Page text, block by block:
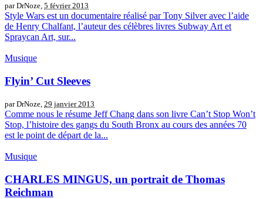
par DrNoze, 5 février 2013
Style Wars est un documentaire réalisé par Tony Silver avec l’aide
de Henry Chalfant, l’auteur des célèbres livres Subway Art et
Spraycan Art, sur...
Musique
Flyin’ Cut Sleeves
par DrNoze, 29 janvier 2013
Comme nous le résume Jeff Chang dans son livre Can’t Stop Won’t
Stop, l’histoire des gangs du South Bronx au cours des années 70
est le point de départ de la...
Musique
CHARLES MINGUS, un portrait de Thomas
Reichman